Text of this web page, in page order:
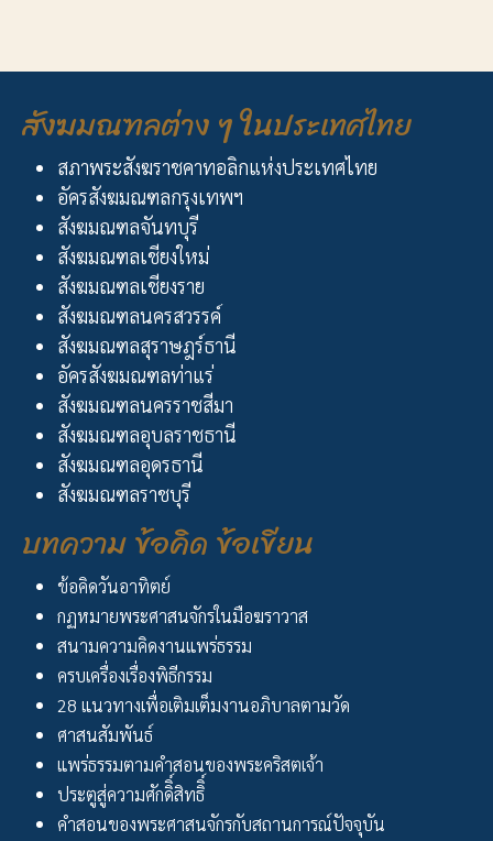
สังฆมณฑลต่าง ๆ ในประเทศไทย
สภาพระสังฆราชคาทอลิกแห่งประเทศไทย
อัครสังฆมณฑลกรุงเทพฯ
สังฆมณฑลจันทบุรี
สังฆมณฑลเชียงใหม่
สังฆมณฑลเชียงราย
สังฆมณฑลนครสวรรค์
สังฆมณฑลสุราษฎร์ธานี
อัครสังฆมณฑลท่าแร่
สังฆมณฑลนครราชสีมา
สังฆมณฑลอุบลราชธานี
สังฆมณฑลอุดรธานี
สังฆมณฑลราชบุรี
บทความ ข้อคิด ข้อเขียน
ข้อคิดวันอาทิตย์
กฏหมายพระศาสนจักรในมือฆราวาส
สนามความคิดงานแพร่ธรรม
ครบเครื่องเรื่องพิธีกรรม
28 แนวทางเพื่อเติมเต็มงานอภิบาลตามวัด
ศาสนสัมพันธ์
แพร่ธรรมตามคำสอนของพระคริสตเจ้า
ประตูสู่ความศักดิิ์สิทธิิ์
คำสอนของพระศาสนจักรกับสถานการณ์ปัจจุบัน